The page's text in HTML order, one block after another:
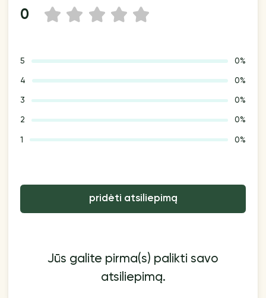
0 5
4
3
2
1
5 0%
4 0%
3 0%
2 0%
1 0%
pridėti atsiliepimą
Jūs galite pirma(s) palikti savo
atsiliepimą.